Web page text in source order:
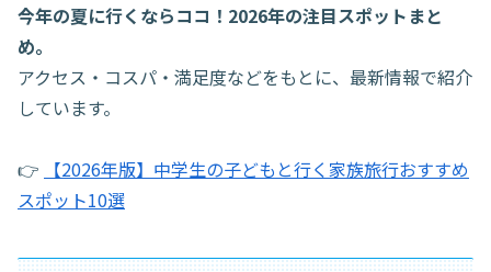
今年の夏に行くならココ！2026年の注目スポットまと
め。
アクセス・コスパ・満足度などをもとに、最新情報で紹介
しています。
👉
【2026年版】中学生の子どもと行く家族旅行おすすめ
スポット10選